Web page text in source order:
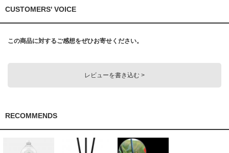
CUSTOMERS' VOICE
この商品に対するご感想をぜひお寄せください。
レビューを書き込む >
RECOMMENDS